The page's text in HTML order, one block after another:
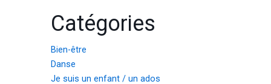
Catégories
Bien-être
Danse
Je suis un enfant / un ados